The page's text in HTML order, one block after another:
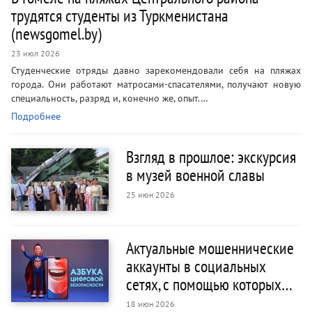
трудятся студенты из Туркменистана
(newsgomel.by)
23 июл 2026
Студенческие отряды давно зарекомендовали себя на пляжах
города. Они работают матросами-спасателями, получают новую
специальность, разряд и, конечно же, опыт.…
Подробнее
Взгляд в прошлое: экскурсия
в музей военной славы
25 июн 2026
Актуальные мошеннические
аккаунты в социальных
сетях, с помощью которых…
18 июн 2026